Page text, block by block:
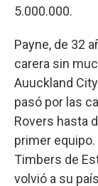
5.000.000.
Payne, de 32
carera sin
Auuckland
pasó por las
Rovers hasta
primer
Timbers de
volvió a su